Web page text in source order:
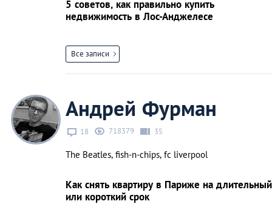
5 советов, как правильно купить
недвижимость в Лос-Анджелесе
Все записи
Андрей Фурман
18 718379 35
The Beatles, fish-n-chips, fc liverpool
Как снять квартиру в Париже на длительный
или короткий срок